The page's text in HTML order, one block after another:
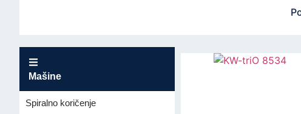
Mašine
Spiralno koričenje